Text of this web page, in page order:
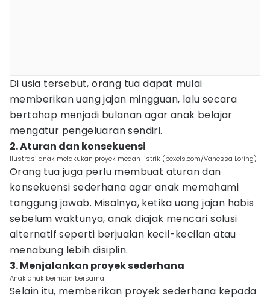
Di usia tersebut, orang tua dapat mulai
memberikan uang jajan mingguan, lalu secara
bertahap menjadi bulanan agar anak belajar
mengatur pengeluaran sendiri.
2. Aturan dan konsekuensi
Ilustrasi anak melakukan proyek medan listrik (pexels.com/Vanessa Loring)
Orang tua juga perlu membuat aturan dan
konsekuensi sederhana agar anak memahami
tanggung jawab. Misalnya, ketika uang jajan habis
sebelum waktunya, anak diajak mencari solusi
alternatif seperti berjualan kecil-kecilan atau
menabung lebih disiplin.
3. Menjalankan proyek sederhana
Anak anak bermain bersama
Selain itu, memberikan proyek sederhana kepada